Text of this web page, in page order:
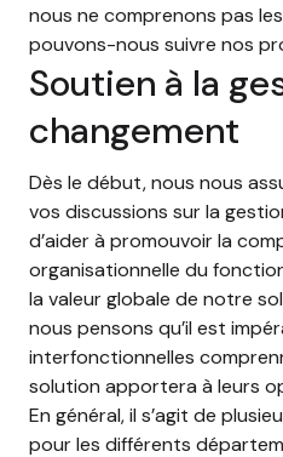
nous ne comprenons pas
pouvons-nous suivre nos
Soutien à la
changement
Dès le début, nous nous
vos discussions sur la
d’aider à promouvoir la
organisationnelle du
la valeur globale de notre
nous pensons qu’il est
interfonctionnelles
solution apportera à leurs
En général, il s’agit de
pour les différents